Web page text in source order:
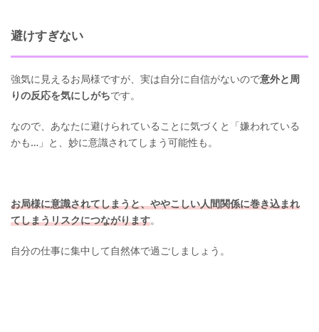
避けすぎない
強気に見えるお局様ですが、実は自分に自信がないので意外と周
りの反応を気にしがちです。
なので、あなたに避けられていることに気づくと「嫌われている
かも…」と、妙に意識されてしまう可能性も。
お局様に意識されてしまうと、ややこしい人間関係に巻き込まれ
てしまうリスクにつながります。
自分の仕事に集中して自然体で過ごしましょう。